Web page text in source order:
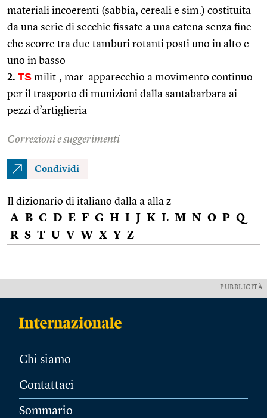
materiali incoerenti (sabbia, cereali e sim.) costituita
da una serie di secchie fissate a una catena senza fine
che scorre tra due tamburi rotanti posti uno in alto e
uno in basso
2. TS milit., mar. apparecchio a movimento continuo
per il trasporto di munizioni dalla santabarbara ai
pezzi d’artiglieria
Correzioni e suggerimenti
Condividi
Il dizionario di italiano dalla a alla z
A B C D E F G H I J K L M N O P Q
R S T U V W X Y Z
PUBBLICITÀ
Chi siamo
Contattaci
Sommario